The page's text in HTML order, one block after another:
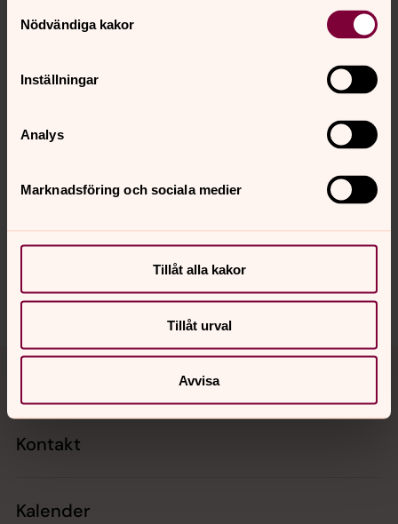
Nödvändiga kakor
Inställningar
Analys
Marknadsföring och sociala medier
Tillåt alla kakor
Tillåt urval
Avvisa
Synpunkter eller frågor på sidans
sorsele.forsamling@svenskakyrkan.se
Tillbaka till toppen
Tillbaka till innehållet
Kontakt
Kalender